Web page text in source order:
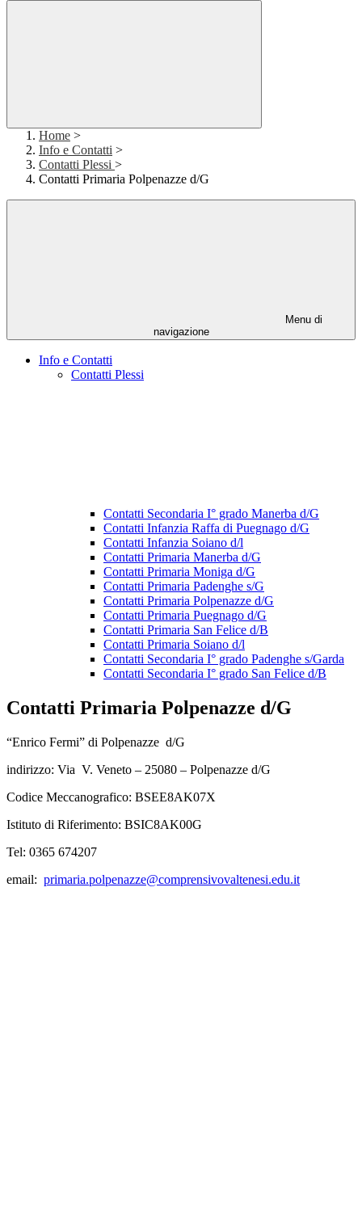
Home >
Info e Contatti >
Contatti Plessi >
Contatti Primaria Polpenazze d/G
Menu di
navigazione
Info e Contatti
Contatti Plessi
Contatti Secondaria I° grado Manerba d/G
Contatti Infanzia Raffa di Puegnago d/G
Contatti Infanzia Soiano d/l
Contatti Primaria Manerba d/G
Contatti Primaria Moniga d/G
Contatti Primaria Padenghe s/G
Contatti Primaria Polpenazze d/G
Contatti Primaria Puegnago d/G
Contatti Primaria San Felice d/B
Contatti Primaria Soiano d/l
Contatti Secondaria I° grado Padenghe s/Garda
Contatti Secondaria I° grado San Felice d/B
Contatti Primaria Polpenazze d/G
“Enrico Fermi” di Polpenazze d/G
indirizzo: Via V. Veneto – 25080 – Polpenazze d/G
Codice Meccanografico: BSEE8AK07X
Istituto di Riferimento: BSIC8AK00G
Tel: 0365 674207
email: primaria.polpenazze@comprensivovaltenesi.edu.it